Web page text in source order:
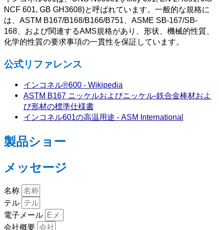
NCF 601, GB GH3608)と呼ばれています。一般的な規格に
は、ASTM B167/B168/B166/B751、ASME SB-167/SB-
168、および関連するAMS規格があり、形状、機械的性質、
化学的性質の要求事項の一貫性を保証しています。
公式リファレンス
インコネル®600 - Wikipedia
ASTM B167 ニッケルおよびニッケル-鉄合金棒材およ
び形材の標準仕様書
インコネル601の高温用途 - ASM International
製品ショー
メッセージ
名称
テル
電子メール
会社概要